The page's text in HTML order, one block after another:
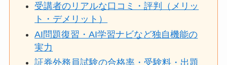
受講者のリアルな口コミ・評判（メリッ
ト・デメリット）
AI問題復習・AI学習ナビなど独自機能の
実力
証券外務員試験の合格率・受験料・出題